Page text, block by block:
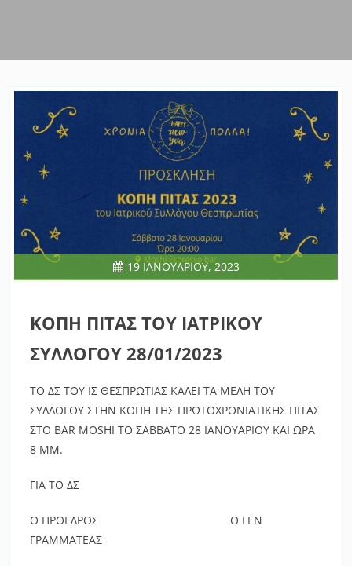
19 ΙΑΝΟΥΑΡΊΟΥ, 2023
ΚΟΠΗ ΠΙΤΑΣ ΤΟΥ ΙΑΤΡΙΚΟΥ
ΣΥΛΛΟΓΟΥ 28/01/2023
ΤΟ ΔΣ ΤΟΥ ΙΣ ΘΕΣΠΡΩΤΙΑΣ ΚΑΛΕΙ ΤΑ ΜΕΛΗ ΤΟΥ
ΣΥΛΛΟΓΟΥ ΣΤΗΝ ΚΟΠΗ ΤΗΣ ΠΡΩΤΟΧΡΟΝΙΑΤΙΚΗΣ ΠΙΤΑΣ
ΣΤΟ BAR MOSHI ΤΟ ΣΑΒΒΑΤΟ 28 ΙΑΝΟΥΑΡΙΟΥ ΚΑΙ ΩΡΑ
8 ΜΜ.
ΓΙΑ ΤΟ ΔΣ
Ο ΠΡΟΕΔΡΟΣ Ο ΓΕΝ
ΓΡΑΜΜΑΤΕΑΣ